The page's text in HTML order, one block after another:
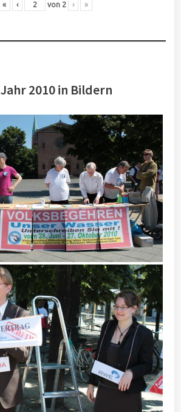
« ‹ von 2 › »
Jahr 2010 in Bildern